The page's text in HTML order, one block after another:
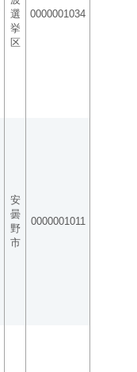
選
挙
区
0000001034
安
曇
野
市
0000001011